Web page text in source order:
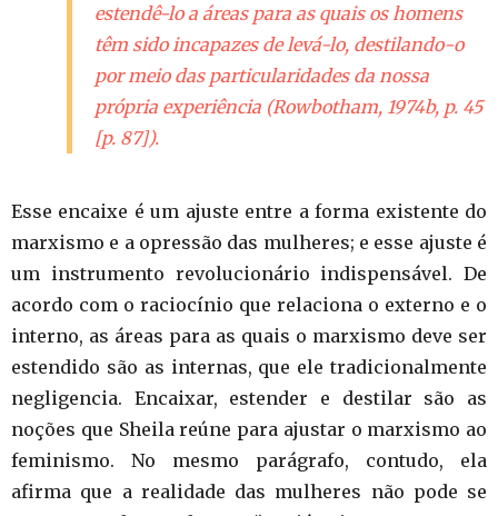
estendê-lo a áreas para as quais os homens
têm sido incapazes de levá-lo, destilando-o
por meio das particularidades da nossa
própria experiência (Rowbotham, 1974b, p. 45
[p. 87]).
Esse encaixe é um ajuste entre a forma existente do
marxismo e a opressão das mulheres; e esse ajuste é
um instrumento revolucionário indispensável. De
acordo com o raciocínio que relaciona o externo e o
interno, as áreas para as quais o marxismo deve ser
estendido são as internas, que ele tradicionalmente
negligencia. Encaixar, estender e destilar são as
noções que Sheila reúne para ajustar o marxismo ao
feminismo. No mesmo parágrafo, contudo, ela
afirma que a realidade das mulheres não pode se